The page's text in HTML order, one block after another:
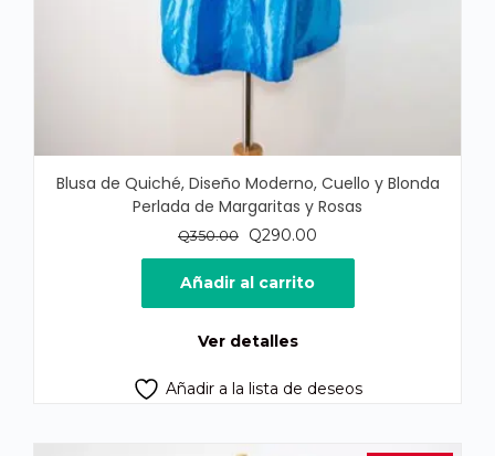
Blusa de Quiché, Diseño Moderno, Cuello y Blonda
Perlada de Margaritas y Rosas
Q350.00
El
precio
original
era:
Q290.00
precio
es:
Añadir al carrito
Ver detalles
Añadir a la lista de deseos